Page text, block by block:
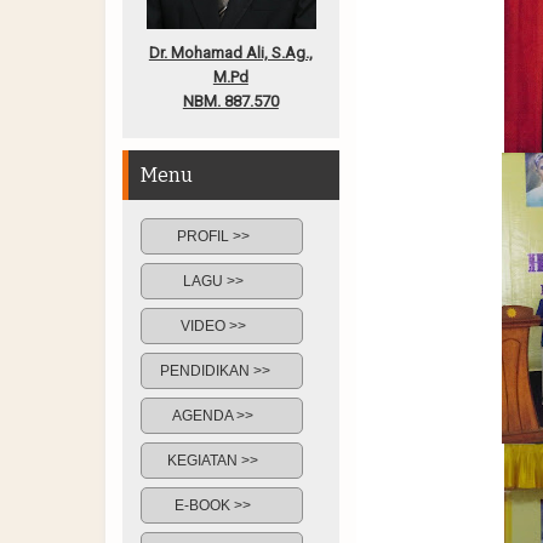
Dr. Mohamad Ali, S.Ag.,
M.Pd
NBM. 887.570
Menu
PROFIL >>
LAGU >>
VIDEO >>
PENDIDIKAN >>
AGENDA >>
KEGIATAN >>
E-BOOK >>